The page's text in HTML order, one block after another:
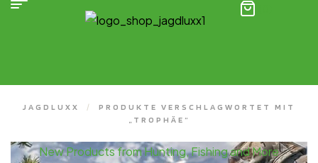
JAGDLUXX /
PRODUKTE VERSCHLAGWORTET MIT
„TROPHÄE“
New Products from Hunting, Fishing and More